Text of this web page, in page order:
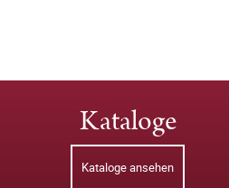
Kataloge
Kataloge ansehen